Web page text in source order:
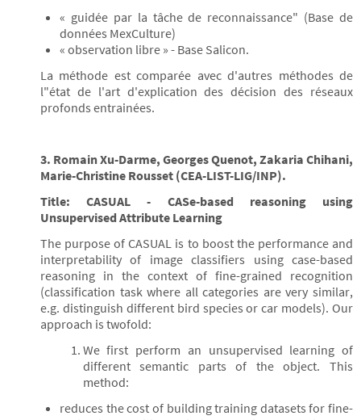
« guidée par la tâche de reconnaissance" (Base de
données MexCulture)
« observation libre » - Base Salicon.
La méthode est comparée avec d'autres méthodes de
l"état de l'art d'explication des décision des réseaux
profonds entrainées.
3. Romain Xu-Darme, Georges Quenot, Zakaria Chihani,
Marie-Christine Rousset (CEA-LIST-LIG/INP).
Title: CASUAL - CASe-based reasoning using
Unsupervised Attribute Learning
The purpose of CASUAL is to boost the performance and
interpretability of image classifiers using case-based
reasoning in the context of fine-grained recognition
(classification task where all categories are very similar,
e.g. distinguish different bird species or car models). Our
approach is twofold:
We first perform an unsupervised learning of
different semantic parts of the object. This
method:
reduces the cost of building training datasets for fine-